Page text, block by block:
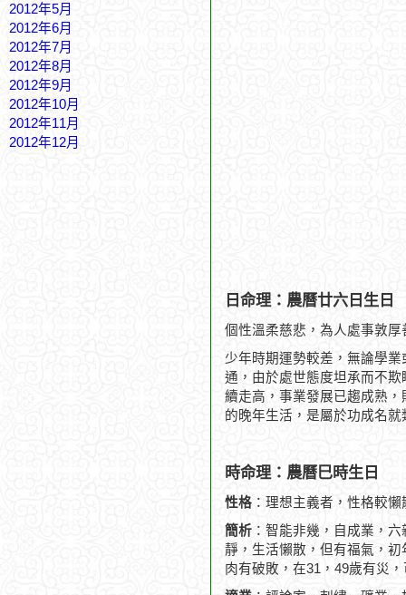
2012年5月
2012年6月
2012年7月
2012年8月
2012年9月
2012年10月
2012年11月
2012年12月
日命理：農曆廿六日生日
個性溫柔慈悲，為人處事敦
少年時期運勢較差，無論學
通，由於處世態度坦承而不
續走高，事業發展已趨成熟
的晚年生活，是屬於功成名就
時命理：農曆巳時生日
性格 ：理想主義者，性格較
簡析 ：智能非幾，自成業，
靜，生活懶散，但有福氣，
肉有破敗，在31，49歲有災